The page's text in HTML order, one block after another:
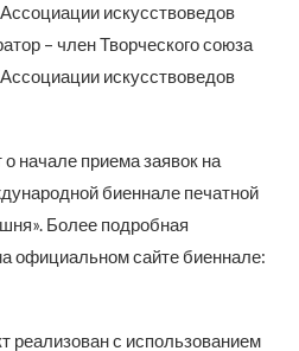
искусствоведов
– член Творческого союза
искусствоведов
начале приема заявок на
биеннале печатной
Более подробная
официальном сайте биеннале:
реализован с использованием